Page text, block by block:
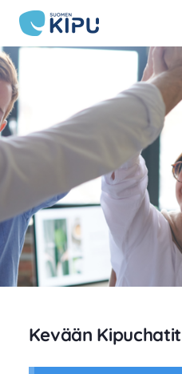
Siirry
sivun
sisältöön
Suomen Kipu ry
Kevään Kipuchatit